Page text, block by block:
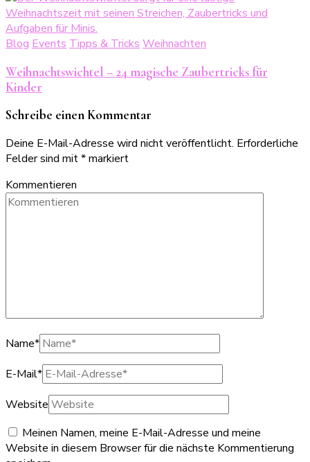
Blog Events Tipps & Tricks Weihnachten
Weihnachtswichtel – 24 magische Zaubertricks für
Kinder
Schreibe einen Kommentar
Deine E-Mail-Adresse wird nicht veröffentlicht. Erforderliche
Felder sind mit*markiert
Kommentieren
Name*
E-Mail*
Website
Meinen Namen, meine E-Mail-Adresse und meine
Website in diesem Browser für die nächste Kommentierung